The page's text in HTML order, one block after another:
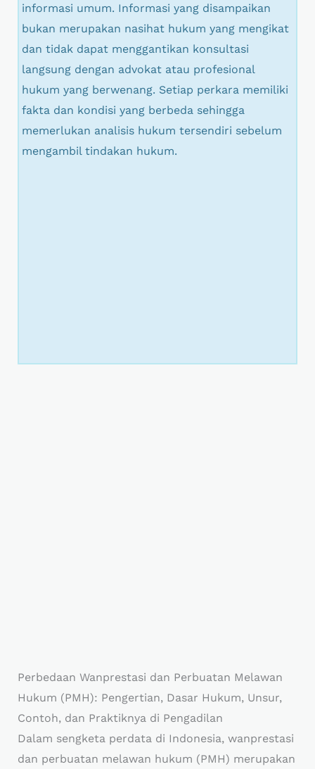
informasi umum. Informasi yang disampaikan
bukan merupakan nasihat hukum yang mengikat
dan tidak dapat menggantikan konsultasi
langsung dengan advokat atau profesional
hukum yang berwenang. Setiap perkara memiliki
fakta dan kondisi yang berbeda sehingga
memerlukan analisis hukum tersendiri sebelum
mengambil tindakan hukum.
Perbedaan Wanprestasi dan Perbuatan Melawan
Hukum (PMH): Pengertian, Dasar Hukum, Unsur,
Contoh, dan Praktiknya di Pengadilan
Dalam sengketa perdata di Indonesia, wanprestasi
dan perbuatan melawan hukum (PMH) merupakan